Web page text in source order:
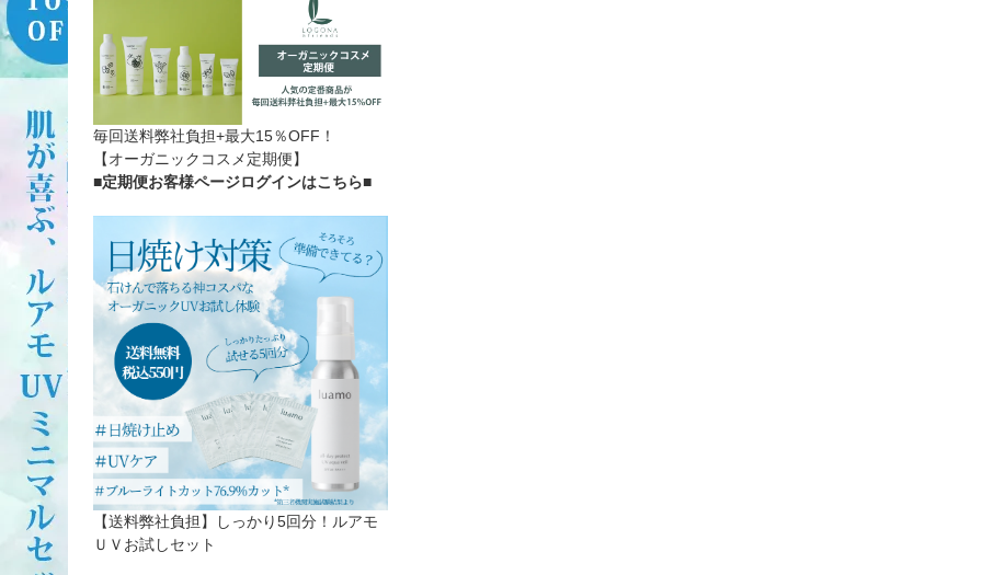
毎回送料弊社負担+最大15％OFF！
【オーガニックコスメ定期便】
■定期便お客様ページログインはこちら■
【送料弊社負担】しっかり5回分！ルアモ
ＵＶお試しセット